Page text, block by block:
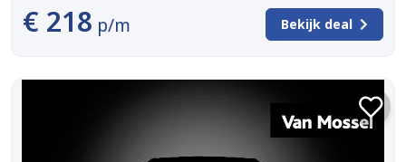
€ 218 p/m Bekijk deal